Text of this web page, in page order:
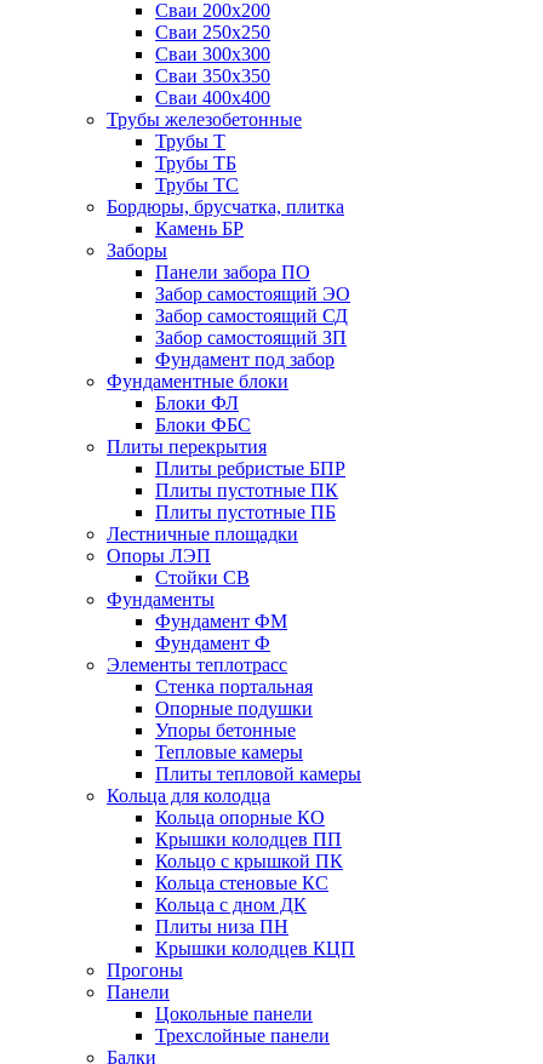
Сваи 200х200
Сваи 250х250
Сваи 300х300
Сваи 350х350
Сваи 400х400
Трубы железобетонные
Трубы Т
Трубы ТБ
Трубы ТС
Бордюры, брусчатка, плитка
Камень БР
Заборы
Панели забора ПО
Забор самостоящий ЭО
Забор самостоящий СД
Забор самостоящий ЗП
Фyндамент под забор
Фундаментные блоки
Блоки ФЛ
Блоки ФБС
Плиты перекрытия
Плиты ребристые БПР
Плиты пустотные ПК
Плиты пустотные ПБ
Лестничные площадки
Опоры ЛЭП
Стойки СВ
Фундаменты
Фyндамент ФМ
Фyндамент Ф
Элементы теплотрасс
Стенка портальная
Опорные подушки
Упоры бетонные
Тепловые камеры
Плиты тепловой камеры
Кольца для колодца
Кольца опорные КО
Крышки колодцев ПП
Кольцо с крышкой ПК
Кольца стеновые КС
Кольца с дном ДК
Плиты низа ПН
Крышки колодцев КЦП
Прогоны
Панели
Цокольные панели
Трехслойные панели
Балки